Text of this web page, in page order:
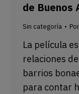
de Buenos
Sin categoría Por
La película
relaciones
barrios
para contar